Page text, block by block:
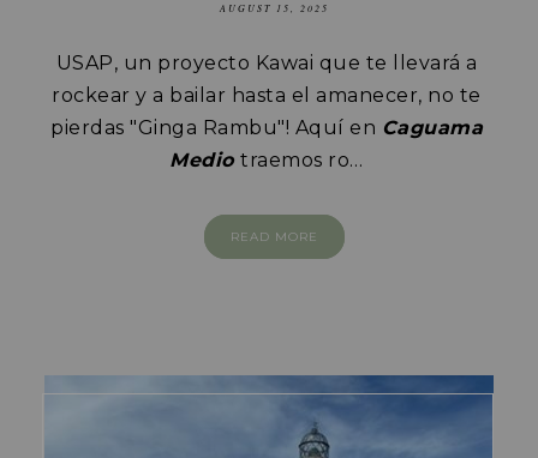
AUGUST 15, 2025
USAP, un proyecto Kawai que te llevará a
rockear y a bailar hasta el amanecer, no te
pierdas "Ginga Rambu"! Aquí en Caguama
Mediotraemos ro…
READ MORE